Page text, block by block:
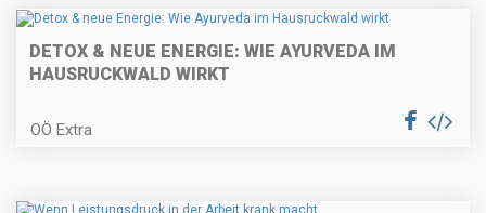
DETOX & NEUE ENERGIE: WIE AYURVEDA IM
HAUSRUCKWALD WIRKT
OÖ Extra